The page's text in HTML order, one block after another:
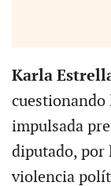
Karla
cuestionando
impulsada
diputado, por
violencia